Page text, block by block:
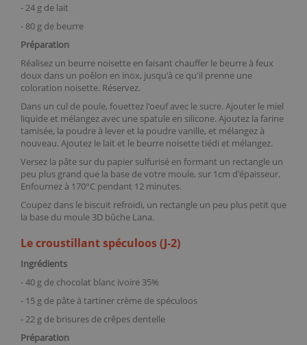
- 24 g de lait
- 80 g de beurre
Préparation
Réalisez un beurre noisette en faisant chauffer le beurre à feux
doux dans un poêlon en inox, jusqu'à ce qu'il prenne une
coloration noisette. Réservez.
Dans un cul de poule, fouettez l'oeuf avec le sucre. Ajouter le miel
liquide et mélangez avec une spatule en silicone. Ajoutez la farine
tamisée, la poudre à lever et la poudre vanille, et mélangez à
nouveau. Ajoutez le lait et le beurre noisette tiédi et mélangez.
Versez la pâte sur du papier sulfurisé en formant un rectangle un
peu plus grand que la base de votre moule, sur 1cm d'épaisseur.
Enfournez à 170°C pendant 12 minutes.
Coupez dans le biscuit refroidi, un rectangle un peu plus petit que
la base du moule 3D bûche Lana.
Le croustillant spéculoos (J-2)
Ingrédients
- 40 g de chocolat blanc ivoire 35%
- 15 g de pâte à tartiner crème de spéculoos
- 22 g de brisures de crêpes dentelle
Préparation